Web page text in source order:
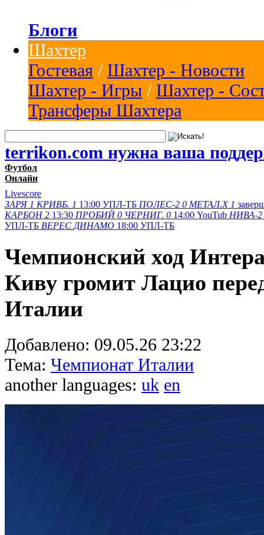
Блоги
Шахтер
Гостевая / Шахтер - Новости
Шахтер - Игры / Шахтер -
Трансферы Шахтера
terrikon.com нужна ваша
Футбол
Онлайн
Livescore
ЗАРЯ 1 КРИВБ. 1 13:00 УПЛ-ТБ ПОЛЕС-2 0 МЕТАЛ.Х 1
КАРБОН 2 13:30 ПРОБИЙ 0 ЧЕРНИГ. 0 14:00 YouTub НИВА-2
УПЛ-ТБ ВЕРЕС ДИНАМО 18:00 УПЛ-ТБ
Чемпионский ход
Киву громит Лацио
Италии
Добавлено: 09.05.26 23:22
Тема: Чемпионат Италии
another languages: uk en